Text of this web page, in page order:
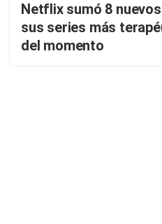
Netflix sumó 8
sus series más
del momento